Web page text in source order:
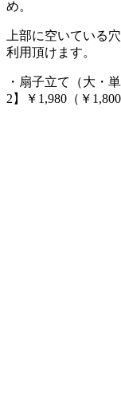
め。
上部に空いている
利用頂けます。
・扇子立て（大・
2】￥1,980（￥